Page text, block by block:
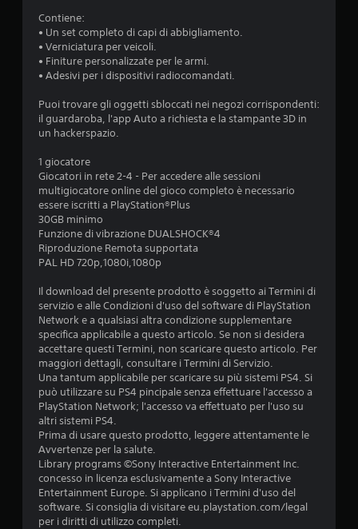
s
t
l
u
c
i
n
e
d
Contiene:
• Un set completo di capi di abbigliamento.
• Verniciatura per veicoli.
• Finiture personalizzate per le armi.
• Adesivi per i dispositivi radiocomandati.
Puoi trovare gli oggetti sbloccati nei negozi corrispondenti:
il guardaroba, l'app Auto a richiesta e la stampante 3D in
un hackerspazio.
1 giocatore
Giocatori in rete 2-4 - Per accedere alle sessioni
multigiocatore online del gioco completo è necessario
essere iscritti a PlayStation®Plus
30GB minimo
Funzione di vibrazione DUALSHOCK®4
Riproduzione Remota supportata
PAL HD 720p,1080i,1080p
Il download del presente prodotto è soggetto ai Termini di
servizio e alle Condizioni d'uso del software di PlayStation
Network e a qualsiasi altra condizione supplementare
specifica applicabile a questo articolo. Se non si desidera
accettare questi Termini, non scaricare questo articolo. Per
maggiori dettagli, consultare i Termini di Servizio.
Una tantum applicabile per scaricare su più sistemi PS4. Si
può utilizzare su PS4 pincipale senza effettuare l'accesso a
PlayStation Network; l'accesso va effettuato per l'uso su
altri sistemi PS4.
Prima di usare questo prodotto, leggere attentamente le
Avvertenze per la salute.
Library programs ©Sony Interactive Entertainment Inc.
concesso in licenza esclusivamente a Sony Interactive
Entertainment Europe. Si applicano i Termini d'uso del
software. Si consiglia di visitare eu.playstation.com/legal
per i diritti di utilizzo completi.